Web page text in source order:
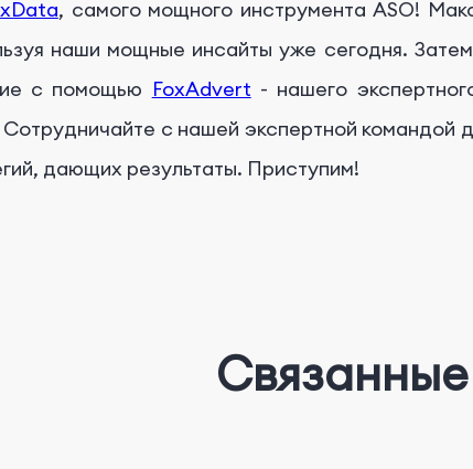
, самого мощного инструмента ASO!
наши мощные инсайты уже сегодня.
с помощью FoxAdvert - нашего
Сотрудничайте с нашей экспертной командой
дающих результаты. Приступим!